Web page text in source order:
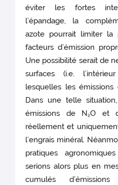
éviter les fortes
l’épandage, la
azote pourrait limiter la
facteurs d’émission
Une possibilité serait de
surfaces (i.e.
lesquelles les
Dans une telle
émissions de N2O et
réellement et
l’engrais minéral.
pratiques
serions alors plus en
cumulés